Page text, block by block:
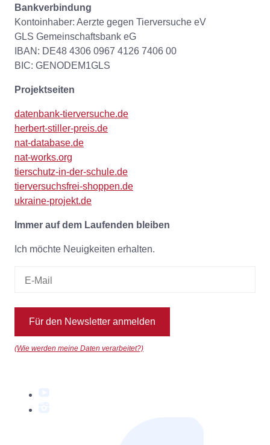
Bankverbindung
Kontoinhaber: Aerzte gegen Tierversuche eV
GLS Gemeinschaftsbank eG
IBAN: DE48 4306 0967 4126 7406 00
BIC: GENODEM1GLS
Projektseiten
datenbank-tierversuche.de
herbert-stiller-preis.de
nat-database.de
nat-works.org
tierschutz-in-der-schule.de
tierversuchsfrei-shoppen.de
ukraine-projekt.de
Immer auf dem Laufenden bleiben
Ich möchte Neuigkeiten erhalten.
Für den Newsletter anmelden
(Wie werden meine Daten verarbeitet?)